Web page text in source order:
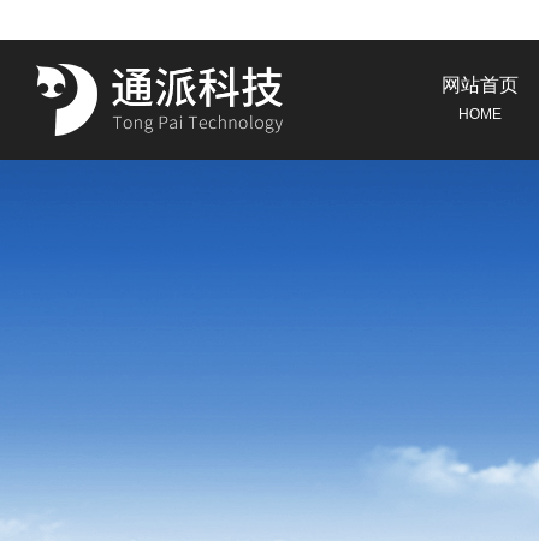
网站首页
HOME